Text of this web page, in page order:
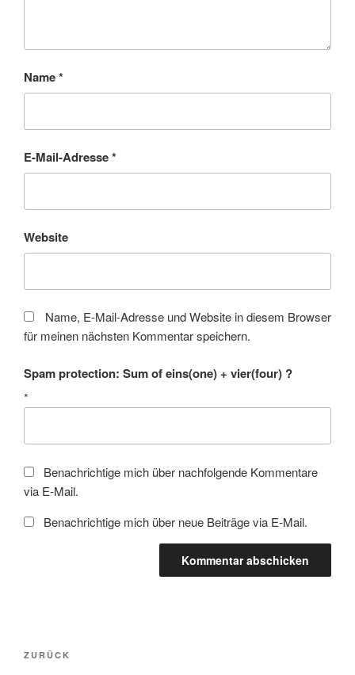
Name*
E-Mail-Adresse*
Website
Name, E-Mail-Adresse und Website in diesem Browser
für meinen nächsten Kommentar speichern.
Spam protection: Sum of eins(one) + vier(four) ?
*
Benachrichtige mich über nachfolgende Kommentare
via E-Mail.
Benachrichtige mich über neue Beiträge via E-Mail.
Beitragsnavigation
Vorheriger
ZURÜCK